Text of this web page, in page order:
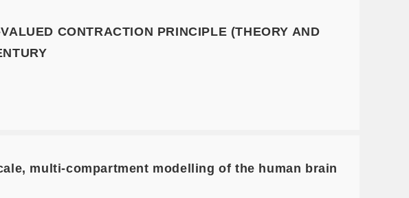
CONTRACTION PRINCIPLE (THEORY AND
multi-compartment modelling of the human brain